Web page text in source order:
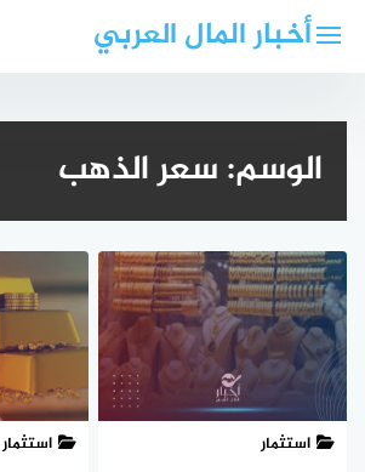
أخبار المال العربي
الوسم:سعر الذهب
استثمار استثمار